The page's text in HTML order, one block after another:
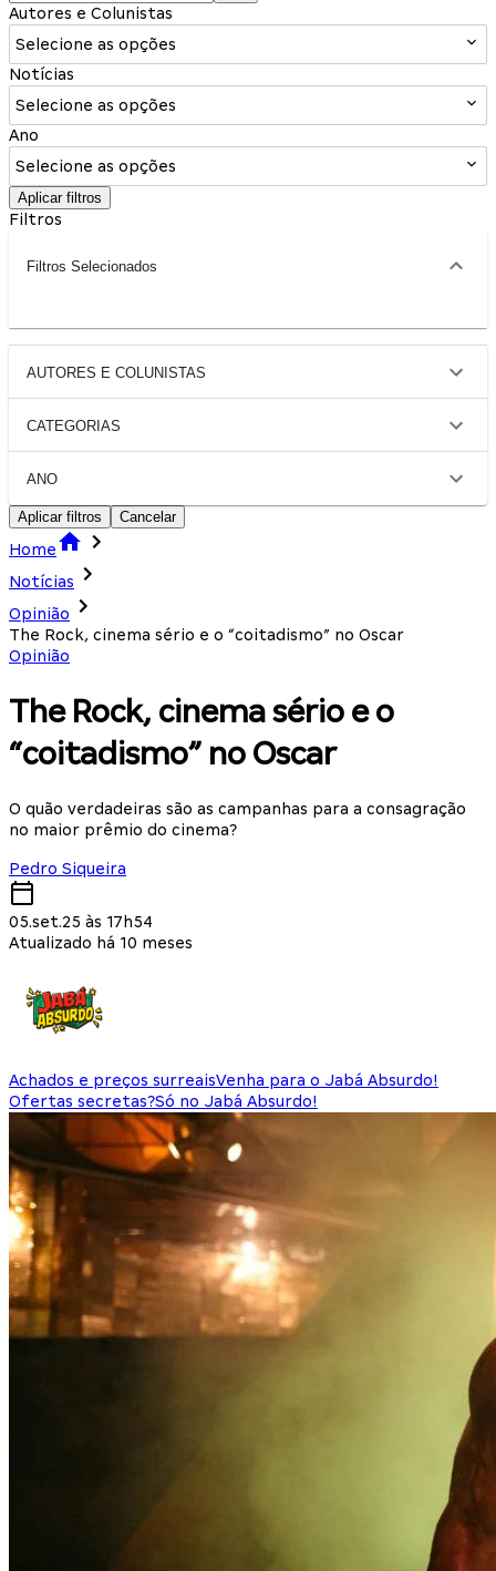
Autores e Colunistas
Selecione as opções
Notícias
Selecione as opções
Ano
Selecione as opções
Aplicar filtros
Filtros
Filtros Selecionados
AUTORES E COLUNISTAS
CATEGORIAS
ANO
Aplicar filtros Cancelar
Home
Notícias
Opinião
The Rock, cinema sério e o “coitadismo” no Oscar
Opinião
The Rock, cinema sério e o
“coitadismo” no Oscar
O quão verdadeiras são as campanhas para a consagração
no maior prêmio do cinema?
Pedro Siqueira
05.set.25 às 17h54
Atualizado há 10 meses
Achados e preços surreaisVenha para o Jabá Absurdo!
Ofertas secretas?Só no Jabá Absurdo!